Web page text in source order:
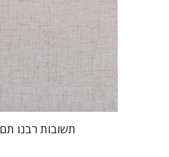
הנחת אתר ספר מודפס
$45
תשובות רבנו תם